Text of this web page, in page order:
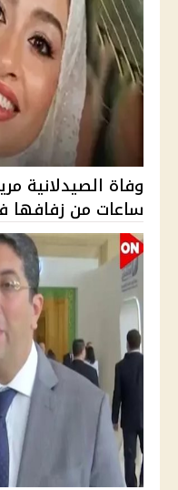
وفاة الصيدلانية
ساعات من زفافها